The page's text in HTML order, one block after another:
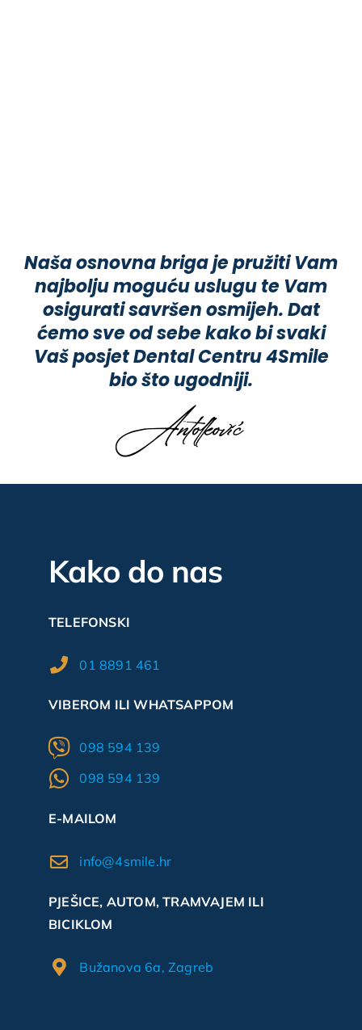
Naša osnovna briga je pružiti Vam
najbolju moguću uslugu te Vam
osigurati savršen osmijeh. Dat
ćemo sve od sebe kako bi svaki
Vaš posjet Dental Centru 4Smile
bio što ugodniji.
Kako do nas
TELEFONSKI
01 8891 461
VIBEROM ILI WHATSAPPOM
098 594 139
098 594 139
E-MAILOM
info@4smile.hr
PJEŠICE, AUTOM, TRAMVAJEM ILI
BICIKLOM
Bužanova 6a, Zagreb